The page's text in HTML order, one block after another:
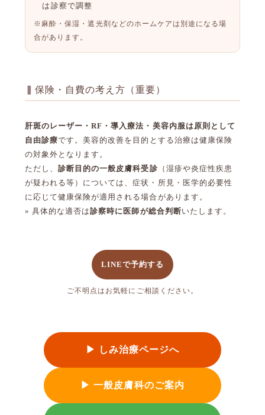
は診察で調整
※麻酔・保湿・遮光剤などのホームケアは別途になる場
合があります。
保険・自費の考え方（重要）
肝斑のレーザー・RF・導入療法・美容内服は原則として
自由診療です。美容的改善を目的とする治療は健康保険
の対象外となります。
ただし、診断目的の一般皮膚科受診 （湿疹や炎症性疾患
が疑われる等）については、症状・所見・医学的必要性
に応じて健康保険が適用される場合があります。
» 具体的な適否は診察時に医師が総合判断いたします。
LINEで予約する
ご不明点はお気軽にご相談ください。
▶ しみ治療ページへ
▶ 一般皮膚科のご案内